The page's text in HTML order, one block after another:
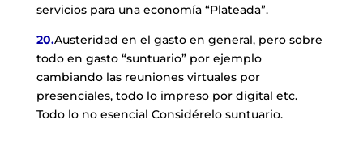
servicios para una economía “Plateada”.
20.Austeridad en el gasto en general, pero sobre
todo en gasto “suntuario” por ejemplo
cambiando las reuniones virtuales por
presenciales, todo lo impreso por digital etc.
Todo lo no esencial Considérelo suntuario.